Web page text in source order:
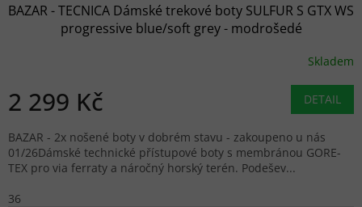
BAZAR - TECNICA Dámské trekové boty SULFUR S GTX WS
progressive blue/soft grey - modrošedé
Skladem
2 299 Kč DETAIL
BAZAR - 2x nošené boty v dobrém stavu - zakoupeno u nás
01/26Dámské technické přístupové boty s membránou GORE-
TEX pro via ferraty a náročný horský terén. Podešev...
36